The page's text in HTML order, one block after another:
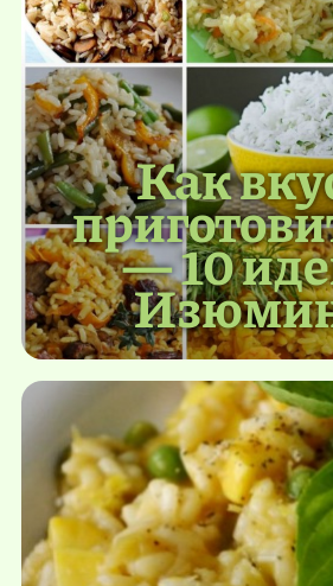
Как
— 10